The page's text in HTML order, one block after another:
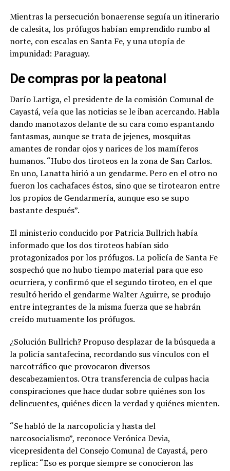
Mientras la persecución bonaerense seguía un itinerario
de calesita, los prófugos habían emprendido rumbo al
norte, con escalas en Santa Fe, y una utopía de
impunidad: Paraguay.
De compras por la peatonal
Darío Lartiga, el presidente de la comisión Comunal de
Cayastá, veía que las noticias se le iban acercando. Habla
dando manotazos delante de su cara como espantando
fantasmas, aunque se trata de jejenes, mosquitas
amantes de rondar ojos y narices de los mamíferos
humanos.“Hubo dos tiroteos en la zona de San Carlos.
En uno, Lanatta hirió a un gendarme. Pero en el otro no
fueron los cachafaces éstos, sino que se tirotearon entre
los propios de Gendarmería, aunque eso se supo
bastante después”.
El ministerio conducido por Patricia Bullrich había
informado que los dos tiroteos habían sido
protagonizados por los prófugos. La policía de Santa Fe
sospechó que no hubo tiempo material para que eso
ocurriera, y confirmó que el segundo tiroteo, en el que
resultó herido el gendarme Walter Aguirre, se produjo
entre integrantes de la misma fuerza que se habrán
creído mutuamente los prófugos.
¿Solución Bullrich? Propuso desplazar de la búsqueda a
la policía santafecina, recordando sus vínculos con el
narcotráfico que provocaron diversos
descabezamientos. Otra transferencia de culpas hacia
conspiraciones que hace dudar sobre quiénes son los
delincuentes, quiénes dicen la verdad y quiénes mienten.
“Se habló de la narcopolicía y hasta del
narcosocialismo”, reconoce Verónica Devia,
vicepresidenta del Consejo Comunal de Cayastá, pero
replica: “Eso es porque siempre se conocieron las